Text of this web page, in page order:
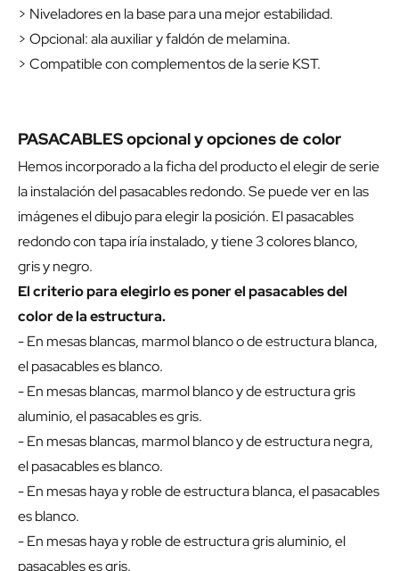
> Niveladores en la base para una mejor estabilidad.
> Opcional: ala auxiliar y faldón de melamina.
> Compatible con complementos de la serie KST.
PASACABLES opcional y opciones de color
Hemos incorporado a la ficha del producto el elegir de serie
la instalación del pasacables redondo. Se puede ver en las
imágenes el dibujo para elegir la posición. El pasacables
redondo con tapa iría instalado, y tiene 3 colores blanco,
gris y negro.
El criterio para elegirlo es poner el pasacables del
color de la estructura.
- En mesas blancas, marmol blanco o de estructura blanca,
el pasacables es blanco.
- En mesas blancas, marmol blanco y de estructura gris
aluminio, el pasacables es gris.
- En mesas blancas, marmol blanco y de estructura negra,
el pasacables es blanco.
- En mesas haya y roble de estructura blanca, el pasacables
es blanco.
- En mesas haya y roble de estructura gris aluminio, el
pasacables es gris.